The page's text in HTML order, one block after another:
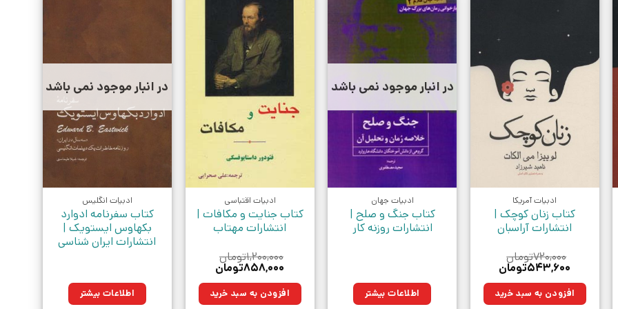
ادبیات آمریکا
کتاب زنان کوچک |
انتشارات آراسبان
۷۲۰,۰۰۰تومان
قیمت
۷۲۰,۰۰۰تومان
بود.
۵۴۳,۶۰۰تومانقیمت
۵۴۳,۶۰۰تومان.افزودن به سبد خرید
در انبار موجود نمی باشد
ادبیات جهان
کتاب جنگ و صلح |
انتشارات روزنه کار
اطلاعات بیشتر
ادبیات اقتباسی
کتاب جنایت و مکافات |
انتشارات مهتاب
۱,۲۰۰,۰۰۰تومان
قیمت
۱,۲۰۰,۰۰۰تومان
بود.
۸۵۸,۰۰۰تومانقیمت
۸۵۸,۰۰۰تومان.افزودن به سبد خرید
در انبار موجود نمی باشد
ادبیات انگلیس
کتاب سفرنامه ادوارد
بکهاوس ایستویک |
انتشارات ایران شناسی
اطلاعات بیشتر